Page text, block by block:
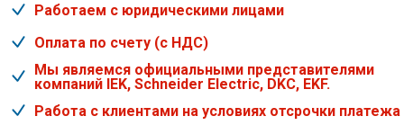
Работаем с юридическими лицами
Оплата по счету (с НДС)
Мы являемся официальными представителями
компаний IEK, Schneider Electric, DKC, EKF.
Работа с клиентами на условиях отсрочки платежа